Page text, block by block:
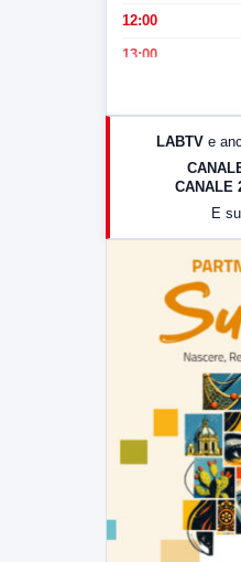
12:00
13:00
LABTV e
CANALE
E